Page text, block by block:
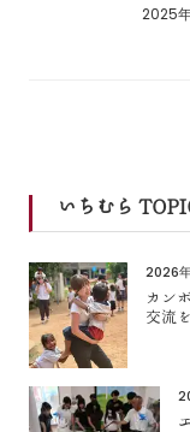
2025
いちむら
2026
カン
交流